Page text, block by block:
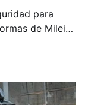
para
de Milei
sede